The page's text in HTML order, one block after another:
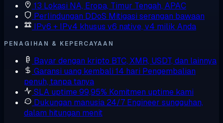
13 Lokasi NA, Eropa, Timur Tengah, APAC
Perlindungan DDoS Mitigasi serangan bawaan
IPv6 + IPv4 khusus v6 native, v4 milik Anda
PENAGIHAN & KEPERCAYAAN
Bayar dengan kripto BTC, XMR, USDT, dan lainnya
Garansi uang kembali 14 hari Pengembalian
penuh, tanpa tanya
SLA uptime 99,95% Komitmen uptime kami
Dukungan manusia 24/7 Engineer sungguhan,
dalam hitungan menit